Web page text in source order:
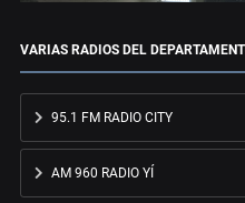
VARIAS RADIOS DEL
95.1 FM RADIO CITY
AM 960 RADIO YÍ